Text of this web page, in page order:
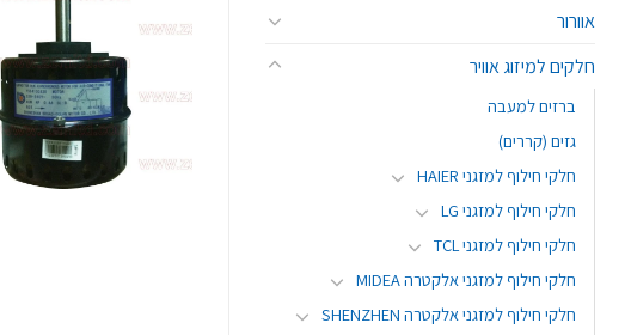
אוורור
חלקים למיזוג אוויר
ברזים למעבה
גזים (קררים)
חלקי חילוף למזגני HAIER
חלקי חילוף למזגני LG
חלקי חילוף למזגני TCL
חלקי חילוף למזגני אלקטרה MIDEA
חלקי חילוף למזגני אלקטרה SHENZHEN